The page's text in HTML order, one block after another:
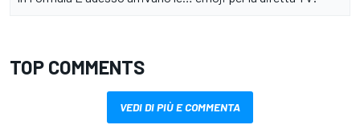
TOP COMMENTS
VEDI DI PIÙ E COMMENTA